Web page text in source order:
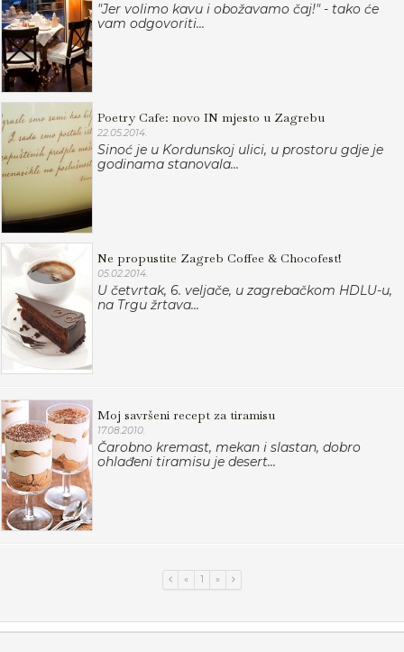
"Jer volimo kavu i obožavamo čaj!" - tako će
vam odgovoriti...
Poetry Cafe: novo IN mjesto u Zagrebu
22.05.2014.
Sinoć je u Kordunskoj ulici, u prostoru gdje je
godinama stanovala...
Ne propustite Zagreb Coffee & Chocofest!
05.02.2014.
U četvrtak, 6. veljače, u zagrebačkom HDLU-u,
na Trgu žrtava...
Moj savršeni recept za tiramisu
17.08.2010.
Čarobno kremast, mekan i slastan, dobro
ohlađeni tiramisu je desert...
« 1 »